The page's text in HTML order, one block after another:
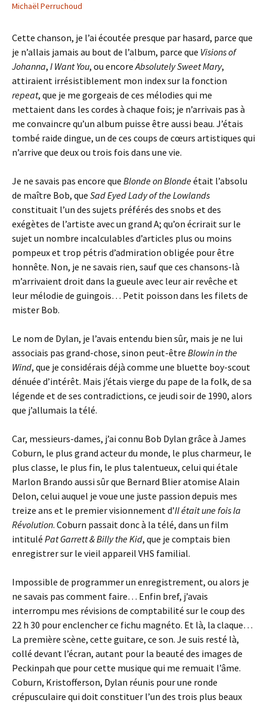
Michaël Perruchoud
Cette chanson, je l’ai écoutée presque par hasard, parce que
je n’allais jamais au bout de l’album, parce que Visions of
Johanna, I Want You, ou encoreAbsolutely Sweet Mary,
attiraient irrésistiblement mon index sur la fonction
repeat, que je me gorgeais de ces mélodies qui me
mettaient dans les cordes à chaque fois; je n’arrivais pas à
me convaincre qu’un album puisse être aussi beau. J’étais
tombé raide dingue, un de ces coups de cœurs artistiques qui
n’arrive que deux ou trois fois dans une vie.
Je ne savais pas encore que Blonde on Blondeétait l’absolu
de maître Bob, que Sad Eyed Lady of the Lowlands
constituait l’un des sujets préférés des snobs et des
exégètes de l’artiste avec un grand A; qu’on écrirait sur le
sujet un nombre incalculables d’articles plus ou moins
pompeux et trop pétris d’admiration obligée pour être
honnête. Non, je ne savais rien, sauf que ces chansons-là
m’arrivaient droit dans la gueule avec leur air revêche et
leur mélodie de guingois… Petit poisson dans les filets de
mister Bob.
Le nom de Dylan, je l’avais entendu bien sûr, mais je ne lui
associais pas grand-chose, sinon peut-être Blowin in the
Wind, que je considérais déjà comme une bluette boy-scout
dénuée d’intérêt. Mais j’étais vierge du pape de la folk, de sa
légende et de ses contradictions, ce jeudi soir de 1990, alors
que j’allumais la télé.
Car, messieurs-dames, j’ai connu Bob Dylan grâce à James
Coburn, le plus grand acteur du monde, le plus charmeur, le
plus classe, le plus fin, le plus talentueux, celui qui étale
Marlon Brando aussi sûr que Bernard Blier atomise Alain
Delon, celui auquel je voue une juste passion depuis mes
treize ans et le premier visionnement d’Il était une fois la
Révolution. Coburn passait donc à la télé, dans un film
intitulé Pat Garrett & Billy the Kid, que je comptais bien
enregistrer sur le vieil appareil VHS familial.
Impossible de programmer un enregistrement, ou alors je
ne savais pas comment faire… Enfin bref, j’avais
interrompu mes révisions de comptabilité sur le coup des
22 h 30 pour enclencher ce fichu magnéto. Et là, la claque…
La première scène, cette guitare, ce son. Je suis resté là,
collé devant l’écran, autant pour la beauté des images de
Peckinpah que pour cette musique qui me remuait l’âme.
Coburn, Kristofferson, Dylan réunis pour une ronde
crépusculaire qui doit constituer l’un des trois plus beaux